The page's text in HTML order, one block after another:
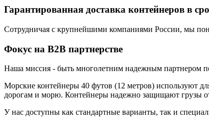
Гарантированная доставка контейнеров в
Сотрудничая с крупнейшими компаниями России, мы
Фокус на B2B партнерстве
Наша миссия - быть многолетним надежным партнером
Морские контейнеры 40 футов (12 метров) используют
дорогам и морю. Контейнеры надежно защищают грузы
У нас доступны как стандартные варианты, так и